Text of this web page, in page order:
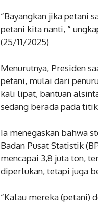
“Bayangkan jika petani
petani kita nanti, “
(25/11/2025)
Menurutnya, Presiden
petani, mulai dari
kali lipat, bantuan
sedang berada pada
Ia menegaskan bahwa
Badan Pusat Statistik
mencapai 3,8 juta ton,
diperlukan, tetapi juga
“Kalau mereka (petani)